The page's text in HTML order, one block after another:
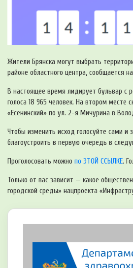
Жители Брянска могут выбрать
районе областного центра, сообщается
В настоящее время лидирует бульвар с
голоса 18 965 человек. На втором месте
«Есенинский» по ул. 2-я Мичурина в
Чтобы изменить исход голосуйте сами и
благоустроить в первую очередь в
Проголосовать можно по ЭТОЙ ССЫЛКЕ.
Только от вас зависит — какое
городской среды» нацпроекта